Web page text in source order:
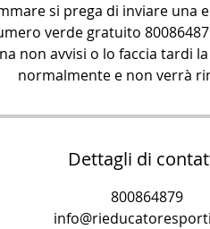
si prega di inviare una
verde gratuito
non avvisi o lo faccia tardi
normalmente e non verrà
Dettagli di
800864879